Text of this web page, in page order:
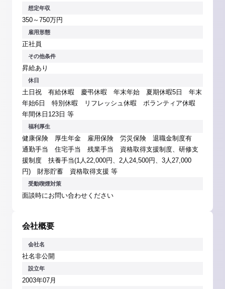
想定年収
350～750万円
雇用形態
正社員
その他条件
昇給あり
休日
土日祝 有給休暇 慶弔休暇 年末年始 夏期休暇5日 年末
年始6日 特別休暇 リフレッシュ休暇 ボランティア休暇
年間休日123日 等
福利厚生
健康保険 厚生年金 雇用保険 労災保険 退職金制度有
通勤手当 住宅手当 残業手当 資格取得支援制度、研修支
援制度 扶養手当(1人22,000円、2人24,500円、3人27,000
円) 財形貯蓄 資格取得支援 等
受動喫煙対策
面談時にお問い合わせください
会社概要
会社名
社名非公開
設立年
2003年07月